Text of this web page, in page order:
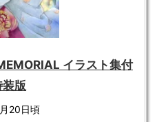
イラスト集付
装版
20日頃